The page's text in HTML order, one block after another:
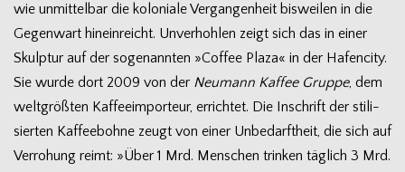
wie unmit­tel­bar die kolo­niale Ver­gan­gen­heit bis­wei­len in die
Gegen­wart hin­ein­reicht. Unver­hoh­len zeigt sich das in einer
Skulp­tur auf der soge­nann­ten »Cof­fee Plaza« in der Hafen­city.
Sie wurde dort 2009 von der Neu­mann Kaf­fee Gruppe, dem
welt­größ­ten Kaf­fee­im­por­teur, errich­tet. Die Inschrift der sti­li­
sier­ten Kaf­fee­bohne zeugt von einer Unbe­darft­heit, die sich auf
Ver­ro­hung reimt: »Über 1 Mrd. Men­schen trin­ken täg­lich 3 Mrd.